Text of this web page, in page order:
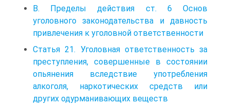
В. Пределы действия ст. 6 Основ
уголовного законодательства и давность
привлечения к уголовной ответственности
Статья 21. Уголовная ответственность за
преступления, совершенные в состоянии
опьянения вследствие употребления
алкоголя, наркотических средств или
других одурманивающих веществ